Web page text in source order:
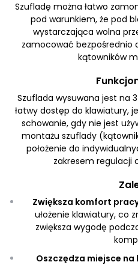
Szufladę można łatwo
pod warunkiem, że pod
wystarczająca wolna
zamocować bezpośrednio
kątowników
Szuflada wysuwana jest na
łatwy dostęp do klawiatury,
schowanie, gdy nie jest
montażu szuflady
położenie do
zakresem regulacji
Zwiększa komfort
ułożenie klawiatury, co
zwiększa wygodę
Oszczędza miejsce na